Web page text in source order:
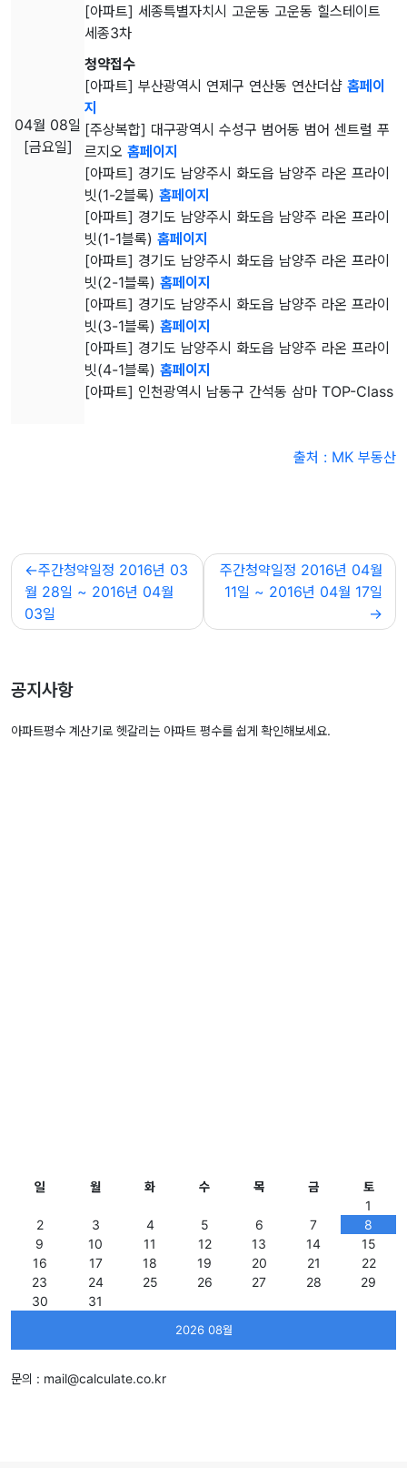
04월 08일
[금요일]
[아파트] 세종특별자치시 고운동 고운동 힐스테이트
세종3차
청약접수
[아파트] 부산광역시 연제구 연산동 연산더샵 홈페이
지
[주상복합] 대구광역시 수성구 범어동 범어 센트럴 푸
르지오 홈페이지
[아파트] 경기도 남양주시 화도읍 남양주 라온 프라이
빗(1-2블록) 홈페이지
[아파트] 경기도 남양주시 화도읍 남양주 라온 프라이
빗(1-1블록) 홈페이지
[아파트] 경기도 남양주시 화도읍 남양주 라온 프라이
빗(2-1블록) 홈페이지
[아파트] 경기도 남양주시 화도읍 남양주 라온 프라이
빗(3-1블록) 홈페이지
[아파트] 경기도 남양주시 화도읍 남양주 라온 프라이
빗(4-1블록) 홈페이지
[아파트] 인천광역시 남동구 간석동 삼마 TOP-Class
출처 : MK 부동산
글
내
비
션
주간청약일정 2016년 03
월 28일 ~ 2016년 04월
03일
주간청약일정 2016년 04월
11일 ~ 2016년 04월 17일
공지사항
아파트평수 계산기로 헷갈리는 아파트 평수를 쉽게 확인해보세요.
2026 08월
일 월 화 수 목 금
토
1
2
3 4 5 6 7
8
9
10 11 12 13 14
15
16
17 18 19 20 21
22
23
24 25 26 27 28
29
30
31
문의 : mail@calculate.co.kr